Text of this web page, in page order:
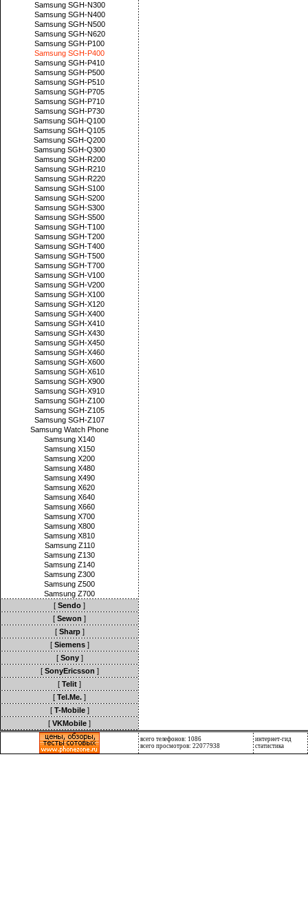
Samsung SGH-N300
Samsung SGH-N400
Samsung SGH-N500
Samsung SGH-N620
Samsung SGH-P100
Samsung SGH-P400
Samsung SGH-P410
Samsung SGH-P500
Samsung SGH-P510
Samsung SGH-P705
Samsung SGH-P710
Samsung SGH-P730
Samsung SGH-Q100
Samsung SGH-Q105
Samsung SGH-Q200
Samsung SGH-Q300
Samsung SGH-R200
Samsung SGH-R210
Samsung SGH-R220
Samsung SGH-S100
Samsung SGH-S200
Samsung SGH-S300
Samsung SGH-S500
Samsung SGH-T100
Samsung SGH-T200
Samsung SGH-T400
Samsung SGH-T500
Samsung SGH-T700
Samsung SGH-V100
Samsung SGH-V200
Samsung SGH-X100
Samsung SGH-X120
Samsung SGH-X400
Samsung SGH-X410
Samsung SGH-X430
Samsung SGH-X450
Samsung SGH-X460
Samsung SGH-X600
Samsung SGH-X610
Samsung SGH-X900
Samsung SGH-X910
Samsung SGH-Z100
Samsung SGH-Z105
Samsung SGH-Z107
Samsung Watch Phone
Samsung X140
Samsung X150
Samsung X200
Samsung X480
Samsung X490
Samsung X620
Samsung X640
Samsung X660
Samsung X700
Samsung X800
Samsung X810
Samsung Z110
Samsung Z130
Samsung Z140
Samsung Z300
Samsung Z500
Samsung Z700
[ Sendo ]
[ Sewon ]
[ Sharp]
[ Siemens]
[ Sony]
[ SonyEricsson ]
[ Telit ]
[ Tel.Me. ]
[ T-Mobile]
[ VKMobile ]
всего телефонов: 1086
всего просмотров: 22077938
интернет-гид
статистика